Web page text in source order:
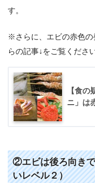
す。
※さらに、エビの赤色の
らの記事↓をご覧ください
【食
ニ」は
②エビは後ろ向き
いレベル２）